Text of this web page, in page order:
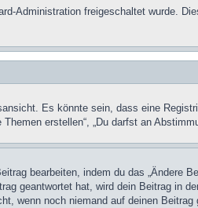
Administration freigeschaltet wurde.
Es könnte sein, dass eine
erstellen“, „Du darfst an
bearbeiten, indem du das „Ändere
geantwortet hat, wird dein Beitrag in
wenn noch niemand auf deinen